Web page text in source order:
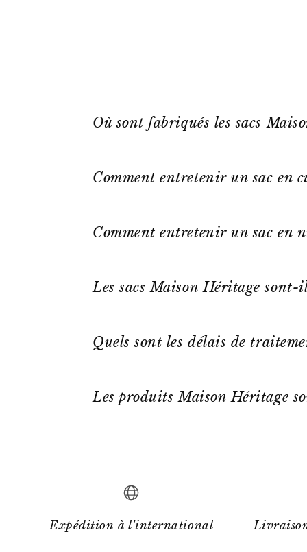
Où sont fabriqués les sacs
Comment entretenir un sac en
Comment entretenir un sac en
Les sacs Maison Héritage sont-
Quels sont les délais de
Les produits Maison Héritage
Expédition à l'international